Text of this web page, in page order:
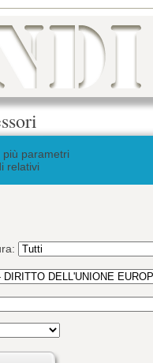
più parametri
relativi